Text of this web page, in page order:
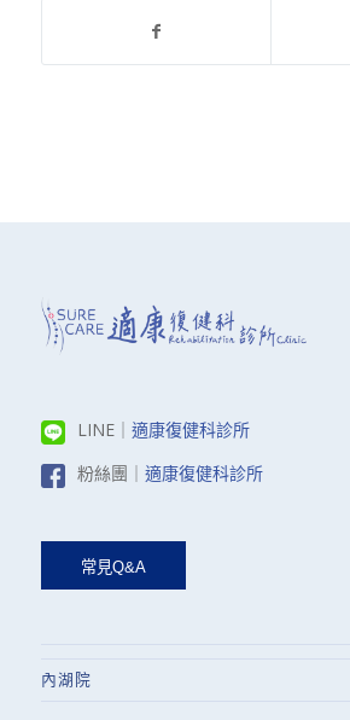
LINE｜ 適康復健科診所
粉絲團｜ 適康復健科診所
內湖院